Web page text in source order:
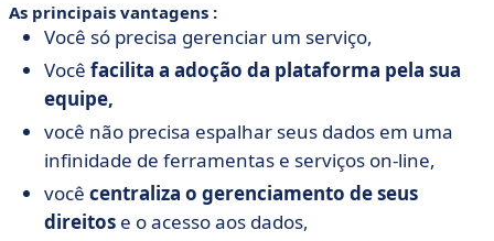
As principais vantagens :
Você só precisa gerenciar um serviço,
Você facilita a adoção da plataforma pela sua
equipe,
você não precisa espalhar seus dados em uma
infinidade de ferramentas e serviços on-line,
você centraliza o gerenciamento de seus
direitos e o acesso aos dados,